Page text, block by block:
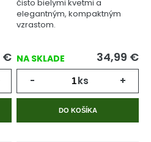
€
čisto bielymi kvetmi a
elegantným, kompaktným
vzrastom.
NA SKLADE 34,99 €
- ks +
DO KOŠÍKA